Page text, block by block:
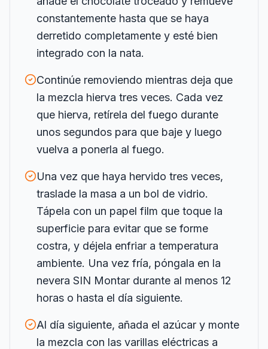
constantemente hasta que se haya
derretido completamente y esté bien
integrado con la nata.
Continúe removiendo mientras deja que
la mezcla hierva tres veces. Cada vez
que hierva, retírela del fuego durante
unos segundos para que baje y luego
vuelva a ponerla al fuego.
Una vez que haya hervido tres veces,
traslade la masa a un bol de vidrio.
Tápela con un papel film que toque la
superficie para evitar que se forme
costra, y déjela enfriar a temperatura
ambiente. Una vez fría, póngala en la
nevera SIN Montar durante al menos 12
horas o hasta el día siguiente.
Al día siguiente, añada el azúcar y monte
la mezcla con las varillas eléctricas a